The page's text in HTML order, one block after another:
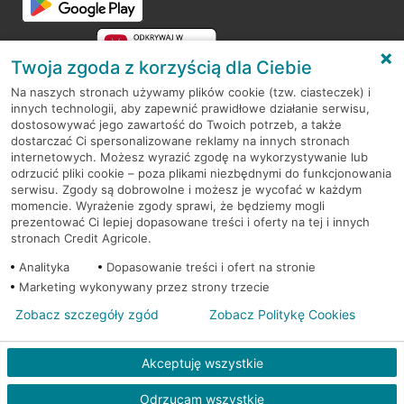
RODO
Regulamin serwisu
Mapa serwisu
PolitykaCookies
© 2026 Credit Agricole Bank Polska S.A. Wszelkie prawa zastrzeżone
Twoja zgoda z korzyścią dla Ciebie
Na naszych stronach używamy plików cookie (tzw. ciasteczek) i
innych technologii, aby zapewnić prawidłowe działanie serwisu,
dostosowywać jego zawartość do Twoich potrzeb, a także
dostarczać Ci spersonalizowane reklamy na innych stronach
internetowych. Możesz wyrazić zgodę na wykorzystywanie lub
odrzucić pliki cookie – poza plikami niezbędnymi do funkcjonowania
serwisu. Zgody są dobrowolne i możesz je wycofać w każdym
momencie. Wyrażenie zgody sprawi, że będziemy mogli
prezentować Ci lepiej dopasowane treści i oferty na tej i innych
stronach Credit Agricole.
Analityka
Dopasowanie treści i ofert na stronie
Marketing wykonywany przez strony trzecie
Akceptuję wszystkie
Odrzucam wszystkie
Zobacz szczegóły zgód Zobacz Politykę Cookies